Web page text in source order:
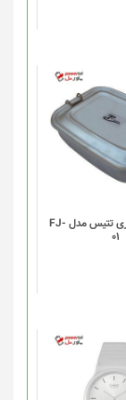
محصول
انتخاب
شوند
ظرف غذا سفری تتیس مدل FJ-
01